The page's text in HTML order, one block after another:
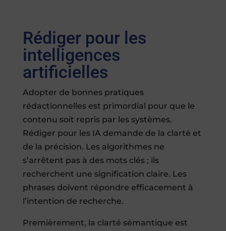
Rédiger pour les
intelligences
artificielles
Adopter de bonnes pratiques
rédactionnelles est primordial pour que le
contenu soit repris par les systèmes.
Rédiger pour les IA demande de la clarté et
de la précision. Les algorithmes ne
s’arrêtent pas à des mots clés ; ils
recherchent une signification claire. Les
phrases doivent répondre efficacement à
l’intention de recherche.
Premièrement, la clarté sémantique est